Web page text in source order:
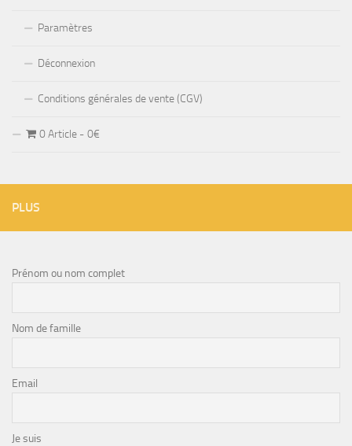
Paramètres
Déconnexion
Conditions générales de vente (CGV)
0 Article 0€
PLUS
Prénom ou nom complet
Nom de famille
Email
Je suis